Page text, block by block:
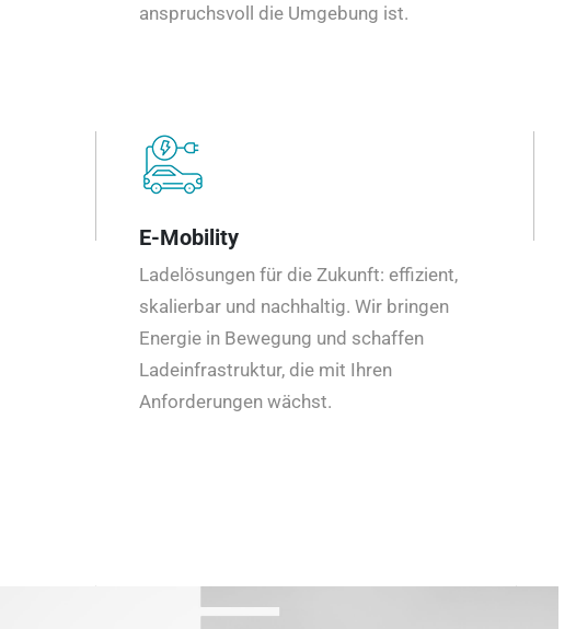
anspruchsvoll die Umgebung ist.
E-Mobility
Ladelösungen für die Zukunft: effizient,
skalierbar und nachhaltig. Wir bringen
Energie in Bewegung und schaffen
Ladeinfrastruktur, die mit Ihren
Anforderungen wächst.